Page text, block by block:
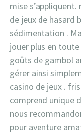
mise
de jeux de hasard
sédimentation .
jouer plus en
goûts de gambol
gérer ainsi
casino de jeux .
comprend unique
nous
pour aventure